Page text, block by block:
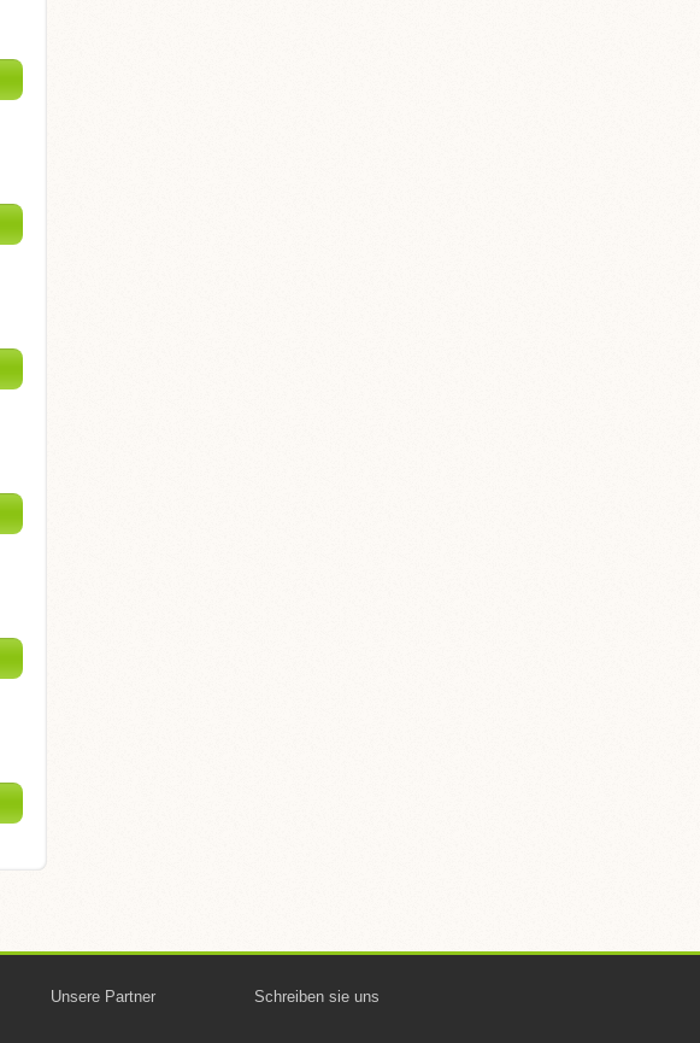
Unsere Partner Schreiben sie uns